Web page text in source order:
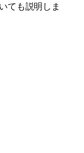
ても説明しま